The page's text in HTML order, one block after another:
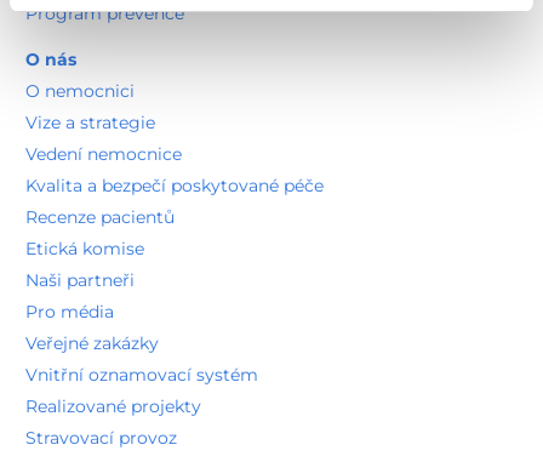
Program prevence
O nás
O nemocnici
Vize a strategie
Vedení nemocnice
Kvalita a bezpečí poskytované péče
Recenze pacientů
Etická komise
Naši partneři
Pro média
Veřejné zakázky
Vnitřní oznamovací systém
Realizované projekty
Stravovací provoz